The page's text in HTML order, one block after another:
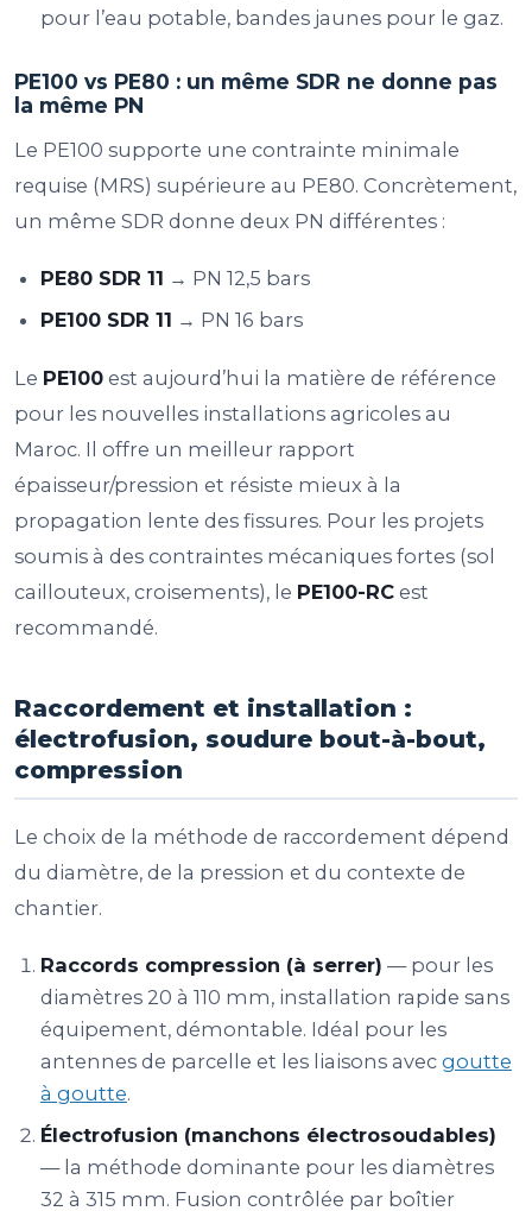
pour l’eau potable, bandes jaunes pour le gaz.
PE100 vs PE80 : un même SDR ne donne pas
la même PN
Le PE100 supporte une contrainte minimale
requise (MRS) supérieure au PE80. Concrètement,
un même SDR donne deux PN différentes :
PE80 SDR 11 → PN 12,5 bars
PE100 SDR 11 → PN 16 bars
Le PE100 est aujourd’hui la matière de référence
pour les nouvelles installations agricoles au
Maroc. Il offre un meilleur rapport
épaisseur/pression et résiste mieux à la
propagation lente des fissures. Pour les projets
soumis à des contraintes mécaniques fortes (sol
caillouteux, croisements), le PE100-RC est
recommandé.
Raccordement et installation :
électrofusion, soudure bout-à-bout,
compression
Le choix de la méthode de raccordement dépend
du diamètre, de la pression et du contexte de
chantier.
Raccords compression (à serrer) — pour les
diamètres 20 à 110 mm, installation rapide sans
équipement, démontable. Idéal pour les
antennes de parcelle et les liaisons avec goutte
à goutte.
Électrofusion (manchons électrosoudables)
— la méthode dominante pour les diamètres
32 à 315 mm. Fusion contrôlée par boîtier